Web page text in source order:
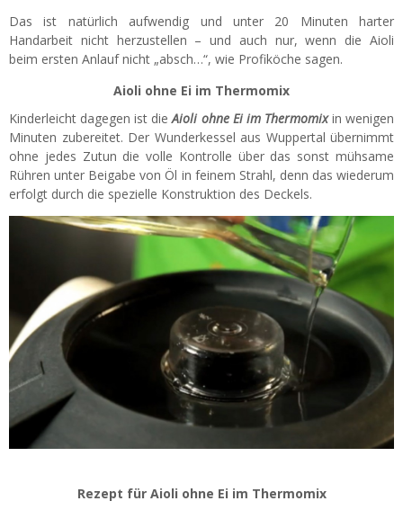
Das ist natürlich aufwendig und unter 20 Minuten harter
Handarbeit nicht herzustellen – und auch nur, wenn die Aioli
beim ersten Anlauf nicht „absch…“, wie Profiköche sagen.
Aioli ohne Ei im Thermomix
Kinderleicht dagegen ist dieAioli ohne Ei im Thermomixin wenigen
Minuten zubereitet. Der Wunderkessel aus Wuppertal übernimmt
ohne jedes Zutun die volle Kontrolle über das sonst mühsame
Rühren unter Beigabe von Öl in feinem Strahl, denn das wiederum
erfolgt durch die spezielle Konstruktion des Deckels.
Rezept für Aioli ohne Ei im Thermomix